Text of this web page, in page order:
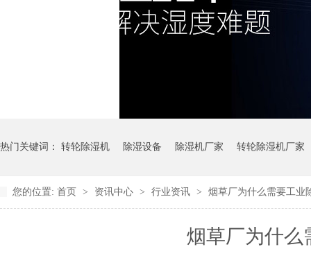
热门关键词： 转轮除湿机 除湿设备 除湿机厂家 转轮除湿机厂家
您的位置: 首页 > 资讯中心 > 行业资讯 > 烟草厂为什么需要工业除
烟草厂为什么